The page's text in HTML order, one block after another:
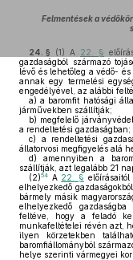
Felmentések a
24. § (1) A 22. §
gazdaságból származó
lévő és lehetőleg a védő-
annak egy termelési
engedélyével, az alábbi
a) a baromfit hatósági
járművekben szállítják;
b) megfelelő
a rendeltetési gazdaságban;
c) a rendeltetési
állatorvosi megfigyelés alá
d) amennyiben a
szállítják, azt legalább 21
(2)54 A 22. §
elhelyezkedő
bármely másik
elhelyezkedő
feltéve, hogy a feladó
munkafeltételei révén azt,
ilyen körzetekben
baromfiállományból
helye szerinti vármegyei